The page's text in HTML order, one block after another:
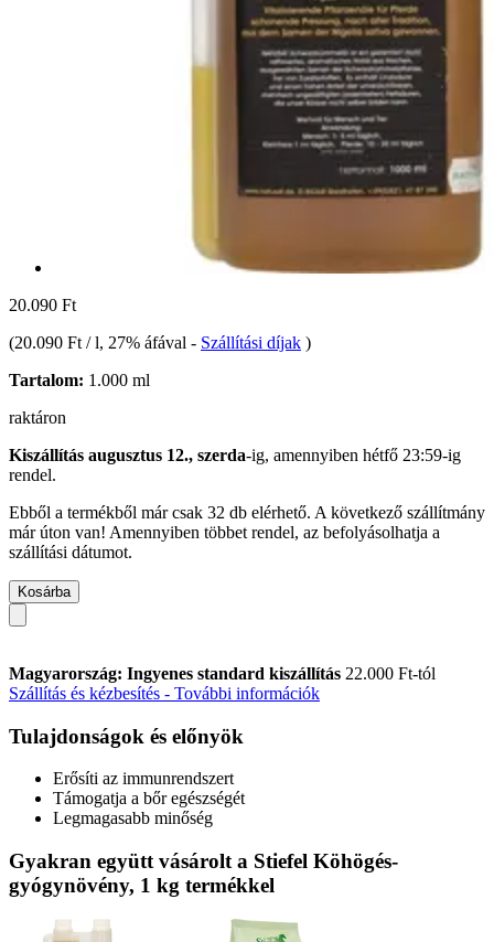
20.090 Ft
(20.090 Ft / l, 27% áfával - Szállítási díjak )
Tartalom: 1.000 ml
raktáron
Kiszállítás augusztus 12., szerda-ig, amennyiben hétfő 23:59-ig
rendel.
Ebből a termékből már csak 32 db elérhető. A következő szállítmány
már úton van! Amennyiben többet rendel, az befolyásolhatja a
szállítási dátumot.
Kosárba
Magyarország: Ingyenes standard kiszállítás 22.000 Ft-tól
Szállítás és kézbesítés - További információk
Tulajdonságok és előnyök
Erősíti az immunrendszert
Támogatja a bőr egészségét
Legmagasabb minőség
Gyakran együtt vásárolt a Stiefel Köhögés-
gyógynövény, 1 kg termékkel